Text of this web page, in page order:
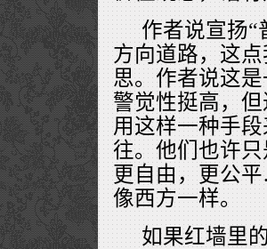
作者说宣扬“
方向道路，这
思。作者说这
警觉性挺高，
用这样一种手
往。他们也许
更自由，更公
像西方一样。
如果红墙里